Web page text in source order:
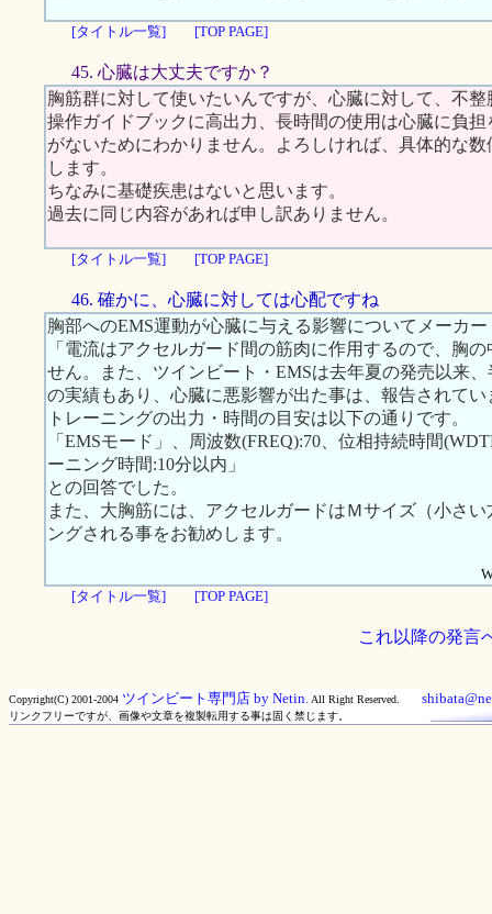
[タイトル一覧] [TOP PAGE]
45. 心臓は大丈夫ですか？
胸筋群に対して使いたいんですが、心臓に対して、不
操作ガイドブックに高出力、長時間の使用は心臓に負
がないためにわかりません。よろしければ、具体的な
します。
ちなみに基礎疾患はないと思います。
過去に同じ内容があれば申し訳ありません。
[タイトル一覧] [TOP PAGE]
46. 確かに、心臓に対しては心配ですね
胸部へのEMS運動が心臓に与える影響についてメーカ
「電流はアクセルガード間の筋肉に作用するので、胸
せん。また、ツインビート・EMSは去年夏の発売以来
の実績もあり、心臓に悪影響が出た事は、報告されて
トレーニングの出力・時間の目安は以下の通りです。
「EMSモード」、周波数(FREQ):70、位相持続時間
ーニング時間:10分以内」
との回答でした。
また、大胸筋には、アクセルガードはＭサイズ（小さ
ングされる事をお勧めします。
[タイトル一覧]
[TOP PAGE]
これ以降の発言
Copyright(C) 2001-2004 ツインビート専門店 by Netin. All Right Reserved.
リンクフリーですが、画像や文章を複製転用する事は固く禁じます。